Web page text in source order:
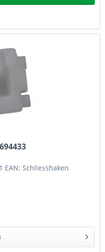
EAN: Schliesshaken